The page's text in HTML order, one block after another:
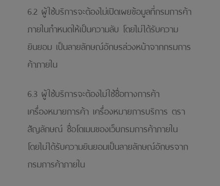
6.2 ผู้ใช้บริการจะต้องไม่เปิดเผยข้อมูลที่กรมการค้า
ภายในกําหนดให้เป็นความลับ โดยไม่ได้รับความ
ยินยอม เป็นลายลักษณ์อักษรล่วงหน้าจากกรมการ
ค้าภายใน
6.3 ผู้ใช้บริการจะต้องไม่ใช้ชื่อทางการค้า
เครื่องหมายการค้า เครื่องหมายการบริการ ตรา
สัญลักษณ์ ชื่อโดเมนของเว็บกรมการค้าภายใน
โดยไม่ได้รับความยินยอมเป็นลายลักษณ์อักษรจาก
กรมการค้าภายใน